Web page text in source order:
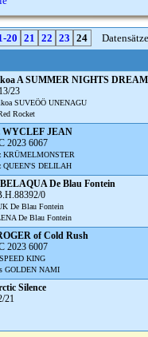
20 21 22 23 24Datensätze
A SUMMER NIGHTS DREAM
23
SUVEÖÖ UNENAGU
Rocket
WYCLEF JEAN
2023 6067
KRÜMELMONSTER
QUEEN'S DELILAH
De Blau Fontein
0
De Blau Fontein
De Blau Fontein
of Cold Rush
2023 6007
KING
GOLDEN NAMI
Silence
21